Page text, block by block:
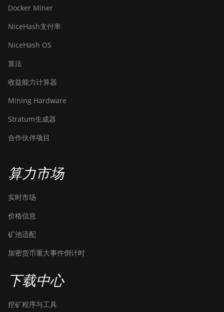
Docker Miner
NiceHash支付率
NiceHash OS
算法
收益能力计算器
Mining Hardware
Stratum生成器
合作伙伴项目
算力市场
实时市场
价格信息
矿池适配
加密货币重大事件倒计时
下载中心
挖矿程序与工具